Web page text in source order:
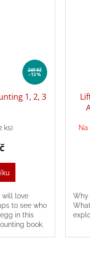
249 Kč
–13 %
1, 2, 3
ks)
will love
to see who
in this
book.
Why